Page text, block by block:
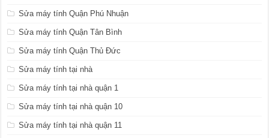
Sửa máy tính Quận Phú Nhuận
Sửa máy tính Quận Tân Bình
Sửa máy tính Quận Thủ Đức
Sửa máy tính tại nhà
Sửa máy tính tại nhà quận 1
Sửa máy tính tại nhà quận 10
Sửa máy tính tại nhà quận 11